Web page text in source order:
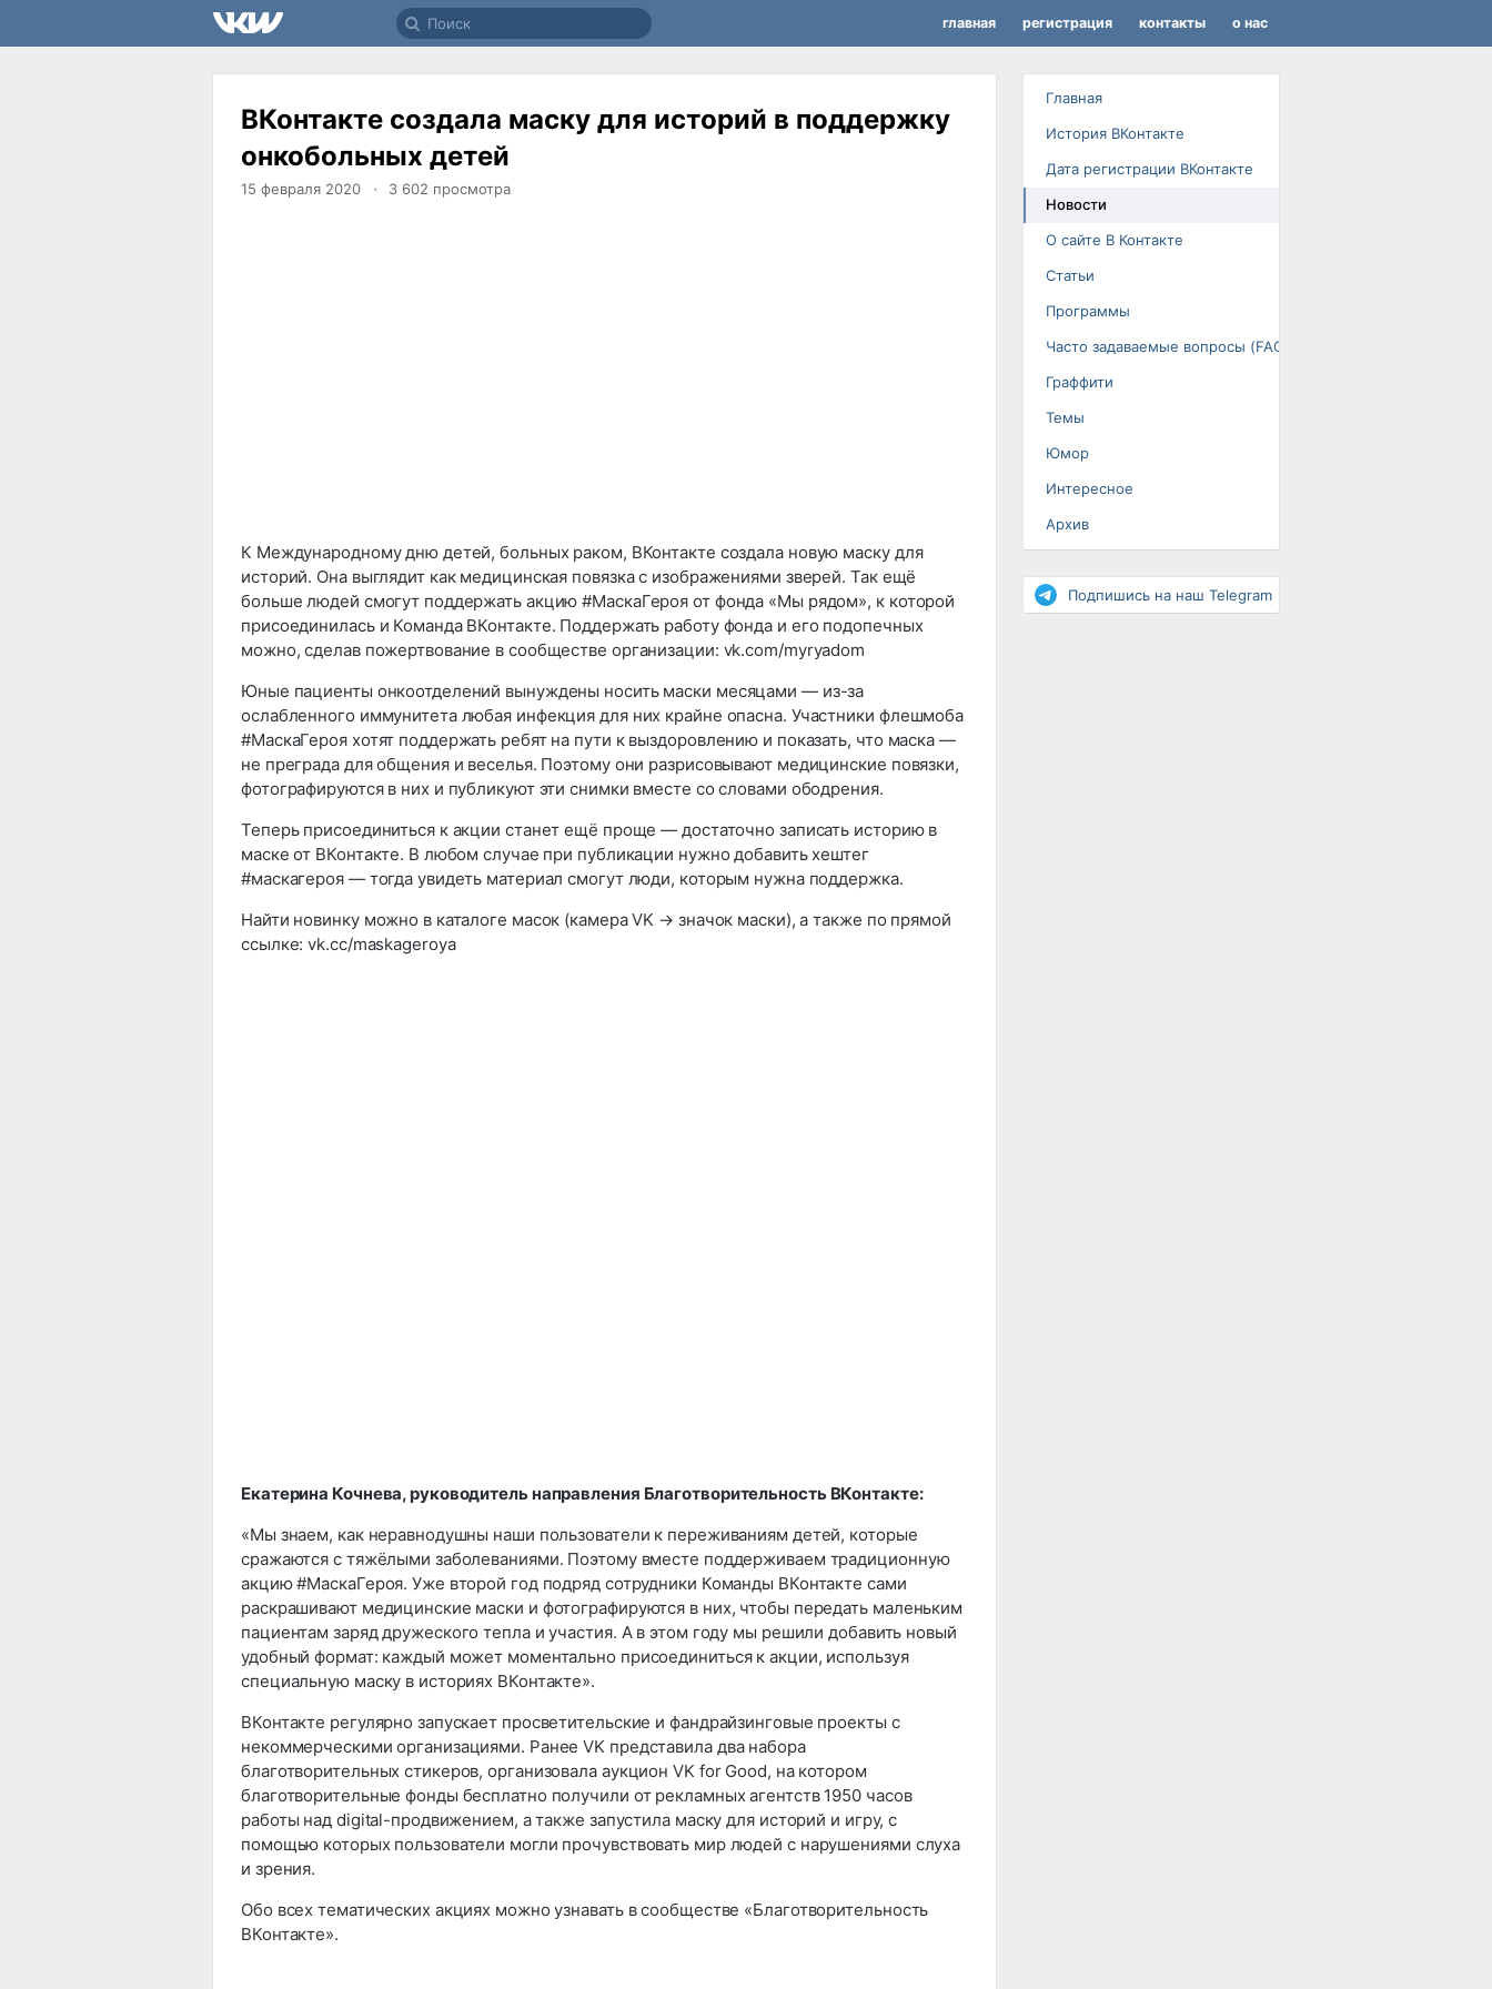
главная регистрация контакты о нас
Главная
История ВКонтакте
Дата регистрации ВКонтакте
Новости
О сайте В Контакте
Статьи
Программы
Часто задаваемые вопросы (FAQ)
Граффити
Темы
Юмор
Интересное
Архив
Повышение рейтинга
Подпишись на наш Telegram
ВКонтакте создала маску для историй в поддержку
онкобольных детей
15 февраля 2020 3 602 просмотра
К Международному дню детей, больных раком, ВКонтакте создала новую маску для
историй. Она выглядит как медицинская повязка с изображениями зверей. Так ещё
больше людей смогут поддержать акцию #МаскаГероя от фонда «Мы рядом», к которой
присоединилась и Команда ВКонтакте. Поддержать работу фонда и его подопечных
можно, сделав пожертвование в сообществе организации: vk.com/myryadom
Юные пациенты онкоотделений вынуждены носить маски месяцами — из-за
ослабленного иммунитета любая инфекция для них крайне опасна. Участники флешмоба
#МаскаГероя хотят поддержать ребят на пути к выздоровлению и показать, что маска —
не преграда для общения и веселья. Поэтому они разрисовывают медицинские повязки,
фотографируются в них и публикуют эти снимки вместе со словами ободрения.
Теперь присоединиться к акции станет ещё проще — достаточно записать историю в
маске от ВКонтакте. В любом случае при публикации нужно добавить хештег
#маскагероя — тогда увидеть материал смогут люди, которым нужна поддержка.
Найти новинку можно в каталоге масок (камера VK → значок маски), а также по прямой
ссылке: vk.cc/maskageroya
Екатерина Кочнева, руководитель направления Благотворительность ВКонтакте:
«Мы знаем, как неравнодушны наши пользователи к переживаниям детей, которые
сражаются с тяжёлыми заболеваниями. Поэтому вместе поддерживаем традиционную
акцию #МаскаГероя. Уже второй год подряд сотрудники Команды ВКонтакте сами
раскрашивают медицинские маски и фотографируются в них, чтобы передать маленьким
пациентам заряд дружеского тепла и участия. А в этом году мы решили добавить новый
удобный формат: каждый может моментально присоединиться к акции, используя
специальную маску в историях ВКонтакте».
ВКонтакте регулярно запускает просветительские и фандрайзинговые проекты с
некоммерческими организациями. Ранее VK представила два набора
благотворительных стикеров, организовала аукцион VK for Good, на котором
благотворительные фонды бесплатно получили от рекламных агентств 1950 часов
работы над digital-продвижением, а также запустила маску для историй и игру, с
помощью которых пользователи могли прочувствовать мир людей с нарушениями слуха
и зрения.
Обо всех тематических акциях можно узнавать в сообществе «Благотворительность
ВКонтакте».